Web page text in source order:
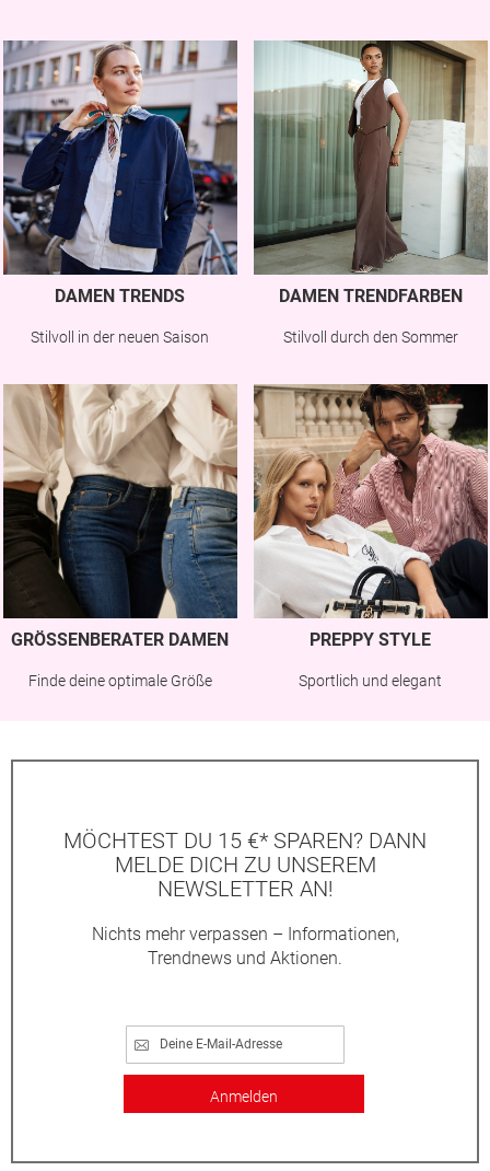
DAMEN TRENDS
Stilvoll in der neuen Saison
DAMEN TRENDFARBEN
Stilvoll durch den Sommer
GRÖSSENBERATER DAMEN
Finde deine optimale Größe
PREPPY STYLE
Sportlich und elegant
MÖCHTEST DU 15 €* SPAREN? DANN
MELDE DICH ZU UNSEREM
NEWSLETTER AN!
Nichts mehr verpassen – Informationen,
Trendnews und Aktionen.
Anmelden